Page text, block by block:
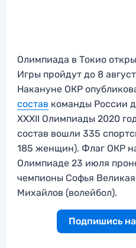
Олимпиада в Токио
Игры пройдут до 8
Накануне ОКР
состав команды России
XXXII Олимпиады 2020
состав вошли 335
185 женщин). Флаг ОКР
Олимпиаде 23 июля
чемпионы Софья
Михайлов (волейбол).
Подпишись